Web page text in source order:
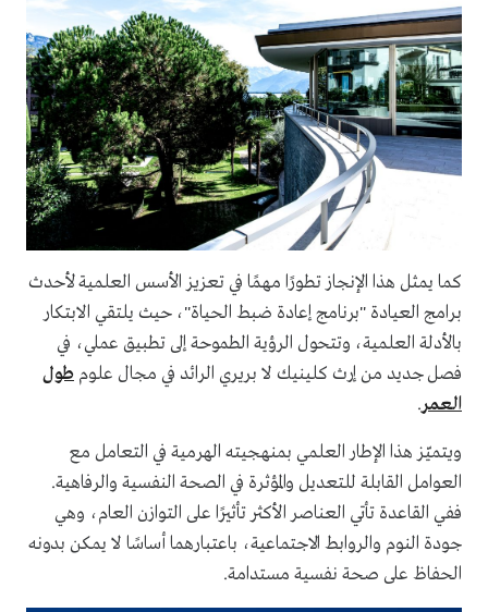
كما يمثل هذا الإنجاز تطورًا مهمًا في تعزيز الأسس العلمية لأحدث
برامج العيادة "برنامج إعادة ضبط الحياة"، حيث يلتقي الابتكار
بالأدلة العلمية، وتتحول الرؤية الطموحة إلى تطبيق عملي، في
فصل جديد من إرث كلينيك لا بريري الرائد في مجال علوم طول
العمر.
ويتميّز هذا الإطار العلمي بمنهجيته الهرمية في التعامل مع
العوامل القابلة للتعديل والمؤثرة في الصحة النفسية والرفاهية.
ففي القاعدة تأتي العناصر الأكثر تأثيرًا على التوازن العام، وهي
جودة النوم والروابط الاجتماعية، باعتبارهما أساسًا لا يمكن بدونه
الحفاظ على صحة نفسية مستدامة.